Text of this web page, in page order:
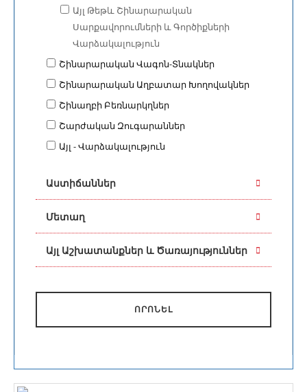
Այլ Թեթև Շինարարական
Սարքավորումների և Գործիքների
Վարձակալություն
Շինարարական Վագոն-Տնակներ
Շինարարական Աղբատար Խողովակներ
Շինաղբի Բեռնարկղներ
Շարժական Զուգարաններ
Այլ - Վարձակալություն
Աստիճաններ
Մետաղ
Այլ Աշխատանքներ և Ծառայություններ
ՈՐՈՆԵԼ